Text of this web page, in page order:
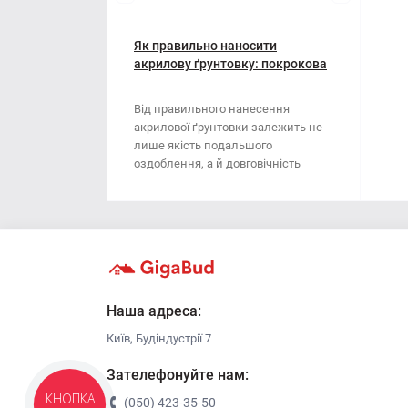
Наждачний папір
Стрічка
Викрутка
Губки для шліфування
Кліщі
Ключі
Лопата
Як правильно наносити
акрилову ґрунтовку: покрокова
Від правильного нанесення
акрилової ґрунтовки залежить не
лише якість подальшого
оздоблення, а й довговічність
Наша адреса:
Київ, Будіндустрії 7
Зателефонуйте нам:
(050) 423-35-50
КНОПКА